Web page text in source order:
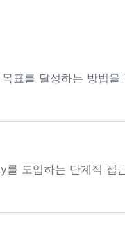
표를 달성하는 방법을
도입하는 단계적 접